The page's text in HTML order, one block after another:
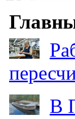
В